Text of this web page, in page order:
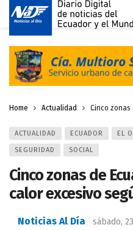
Home Actualidad Cinco
ACTUALIDAD ECUADOR EL
SEGURIDAD SOCIAL
Cinco zonas de
calor excesivo
Noticias Al Día sábado,